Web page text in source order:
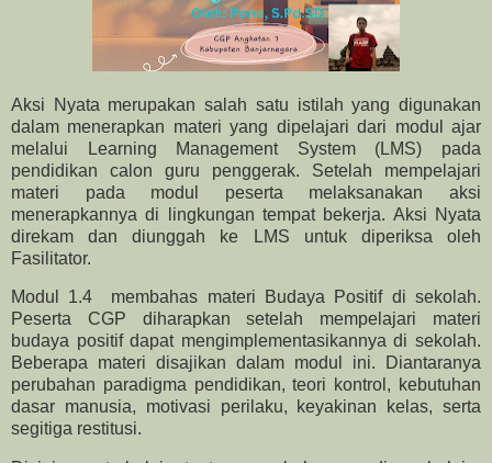
Aksi Nyata merupakan salah satu istilah yang digunakan
dalam menerapkan materi yang dipelajari dari modul ajar
melalui Learning Management System (LMS) pada
pendidikan calon guru penggerak. Setelah mempelajari
materi pada modul peserta melaksanakan aksi
menerapkannya di lingkungan tempat bekerja. Aksi Nyata
direkam dan diunggah ke LMS untuk diperiksa oleh
Fasilitator.
Modul 1.4 membahas materi Budaya Positif di sekolah.
Peserta CGP diharapkan setelah mempelajari materi
budaya positif dapat mengimplementasikannya di sekolah.
Beberapa materi disajikan dalam modul ini. Diantaranya
perubahan paradigma pendidikan, teori kontrol, kebutuhan
dasar manusia, motivasi perilaku, keyakinan kelas, serta
segitiga restitusi.